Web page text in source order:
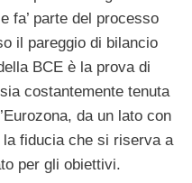
fa’ parte del processo
il pareggio di bilancio
BCE è la prova di
costantemente tenuta
da un lato con
fiducia che si riserva a
per gli obiettivi.